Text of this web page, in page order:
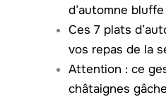
d’automne
Ces 7 plats
vos repas de la
Attention : ce
châtaignes